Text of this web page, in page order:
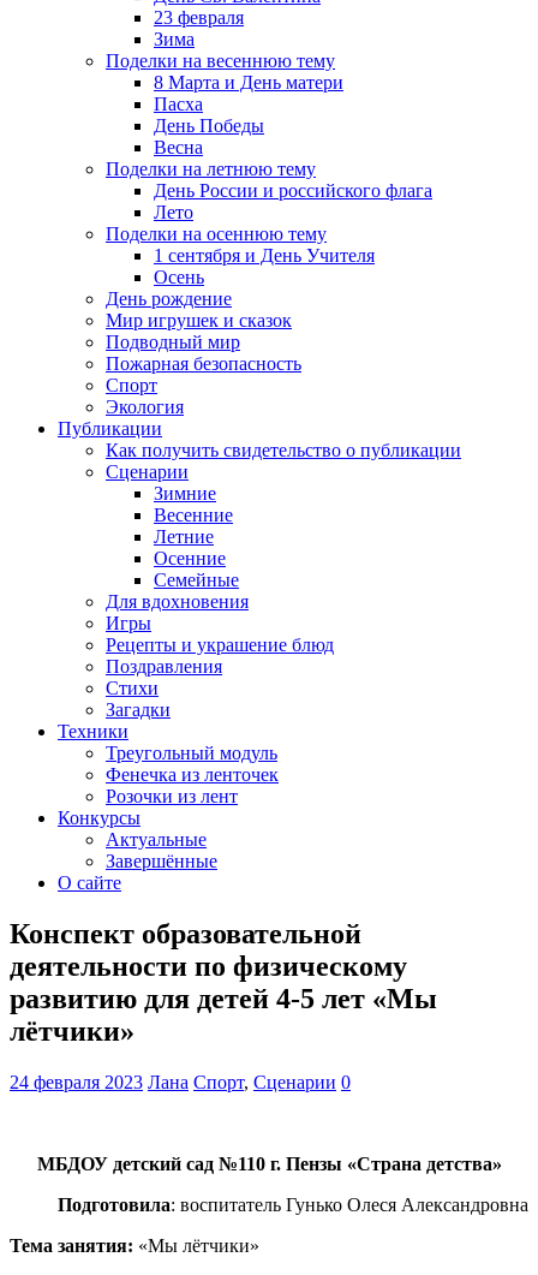
23 февраля
Зима
Поделки на весеннюю тему
8 Марта и День матери
Пасха
День Победы
Весна
Поделки на летнюю тему
День России и российского флага
Лето
Поделки на осеннюю тему
1 сентября и День Учителя
Осень
День рождение
Мир игрушек и сказок
Подводный мир
Пожарная безопасность
Спорт
Экология
Публикации
Как получить свидетельство о публикации
Сценарии
Зимние
Весенние
Летние
Осенние
Семейные
Для вдохновения
Игры
Рецепты и украшение блюд
Поздравления
Стихи
Загадки
Техники
Треугольный модуль
Фенечка из ленточек
Розочки из лент
Конкурсы
Актуальные
Завершённые
О сайте
Конспект образовательной
деятельности по физическому
развитию для детей 4-5 лет «Мы
лётчики»
24 февраля 2023 Лана Спорт, Сценарии 0
МБДОУ детский сад №110 г. Пензы «Страна детства»
Подготовила: воспитатель Гунько Олеся Александровна
Тема занятия: «Мы лётчики»